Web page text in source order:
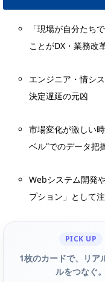
「現場が自分たち
ことがDX・業務改
エンジニア・情シ
決定遅延の元凶
市場変化が激しい
ベル”でのデータ把
Webシステム開発
プション」として
PICK UP
1枚のカードで、リア
ルをつなぐ。